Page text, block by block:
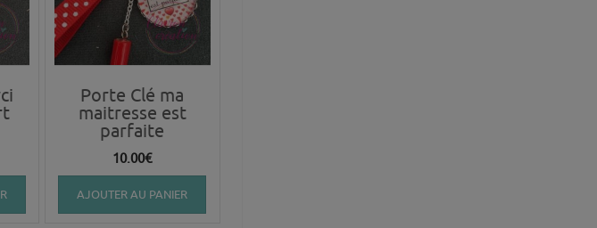
Porte Clé ma
maitresse est
parfaite
10.00€
AJOUTER AU PANIER